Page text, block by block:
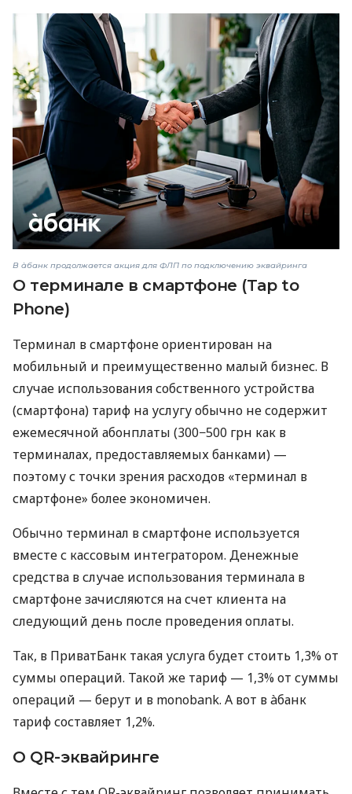
В àбанк продолжается акция для ФЛП по подключению эквайринга
О терминале в смартфоне (Tap to
Phone)
Терминал в смартфоне ориентирован на
мобильный и преимущественно малый бизнес. В
случае использования собственного устройства
(смартфона) тариф на услугу обычно не содержит
ежемесячной абонплаты (300−500 грн как в
терминалах, предоставляемых банками) —
поэтому с точки зрения расходов «терминал в
смартфоне» более экономичен.
Обычно терминал в смартфоне используется
вместе с кассовым интегратором. Денежные
средства в случае использования терминала в
смартфоне зачисляются на счет клиента на
следующий день после проведения оплаты.
Так, в ПриватБанк такая услуга будет стоить 1,3% от
суммы операций. Такой же тариф — 1,3% от суммы
операций — берут и в monobank. А вот в àбанк
тариф составляет 1,2%.
О QR-эквайринге